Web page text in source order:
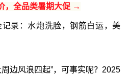
，全品类暑期大促 →
录：水炮洗脸，钢筋白运，美
边风浪四起”，可事实呢？2025